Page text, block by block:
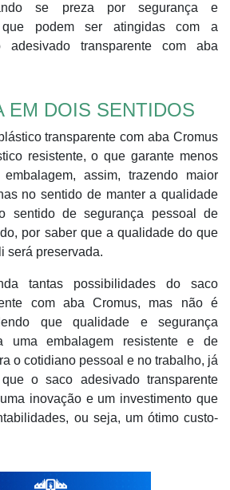
se preza por segurança e
que podem ser atingidas com a
adesivado transparente com aba
EM DOIS SENTIDOS
transparente com aba Cromus
resistente, o que garante menos
assim, trazendo maior
no sentido de manter a qualidade
sentido de segurança pessoal de
por saber que a qualidade do que
será preservada.
tantas possibilidades do saco
com aba Cromus, mas não é
que qualidade e segurança
uma embalagem resistente e de
o cotidiano pessoal e no trabalho, já
o saco adesivado transparente
inovação e um investimento que
ou seja, um ótimo custo-